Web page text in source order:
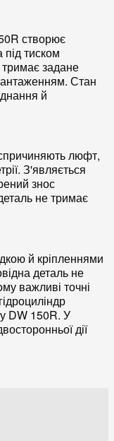
створює
тиском
тримає задане
Стан
й
люфт,
З'являється
знос
не тримає
й кріпленнями
деталь не
важливі точні
DW 150R. У
дії